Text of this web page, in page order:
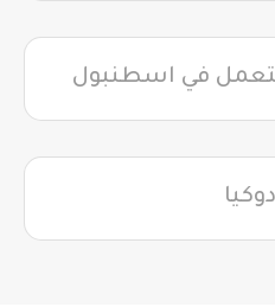
في اسطنبول